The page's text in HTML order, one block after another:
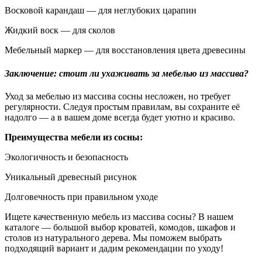
Восковой карандаш — для неглубоких царапин
Жидкий воск — для сколов
Мебельный маркер — для восстановления цвета древесины
Заключение: стоит ли ухаживать за мебелью из массива?
Уход за мебелью из массива сосны несложен, но требует
регулярности. Следуя простым правилам, вы сохраните её
надолго — а в вашем доме всегда будет уютно и красиво.
Преимущества мебели из сосны:
Экологичность и безопасность
Уникальный древесный рисунок
Долговечность при правильном уходе
Ищете качественную мебель из массива сосны? В нашем
каталоге — большой выбор кроватей, комодов, шкафов и
столов из натурального дерева. Мы поможем выбрать
подходящий вариант и дадим рекомендации по уходу!